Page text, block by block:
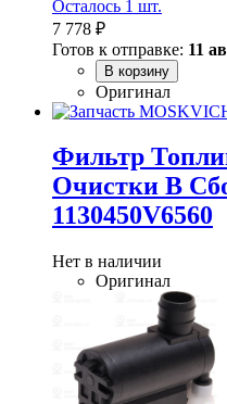
Осталось 1 шт.
7 778 ₽
Готов к отправке: 11
В корзину
Оригинал
Фильтр
Очистки В
1130450V6560
Нет в наличии
Оригинал